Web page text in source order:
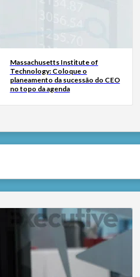
Massachusetts Institute of
Technology: Coloque o
planeamento da sucessão do CEO
no topo da agenda